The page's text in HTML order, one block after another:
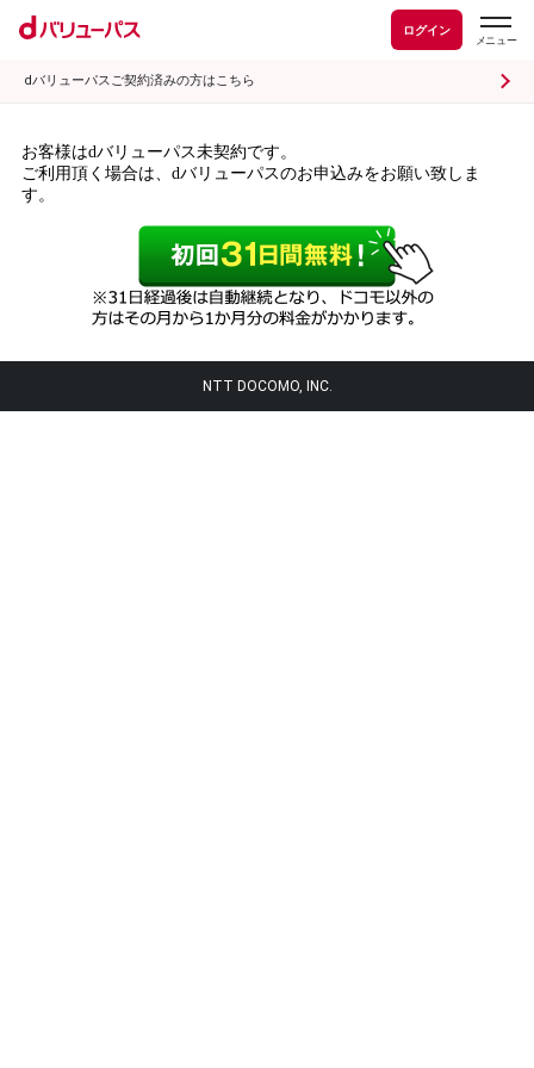
ログイン
dバリューパスご契約済みの方はこちら
お客様はdバリューパス未契約です。
ご利用頂く場合は、dバリューパスのお申込みをお願い致しま
す。
NTT DOCOMO, INC.